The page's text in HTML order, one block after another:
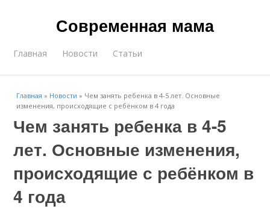
Современная мама
Главная Новости Статьи
Главная » Новости » Чем занять ребенка в 4-5 лет. Основные
изменения, происходящие с ребёнком в 4 года
Чем занять ребенка в 4-5
лет. Основные изменения,
происходящие с ребёнком в
4 года